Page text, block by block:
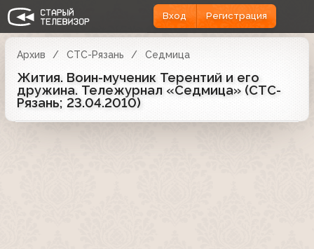
Вход Регистрация
Архив СТС-Рязань Седмица
Жития. Воин-мученик Терентий и его
дружина. Тележурнал «Седмица» (СТС-
Рязань; 23.04.2010)